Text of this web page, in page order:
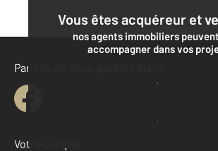
Vous êtes acquéreur et
nos agents immobiliers
accompagner dans vos
Contacter l'agence
Demander une estimation
Parlons de vous, parlons biens
Votre compte :